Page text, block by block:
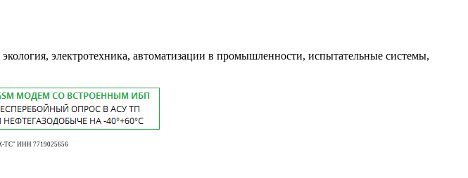
электротехника, автоматизации в промышленности, испытательные системы,
ТС" ИНН 7719025656